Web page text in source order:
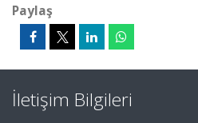
Paylaş
İletişim Bilgileri